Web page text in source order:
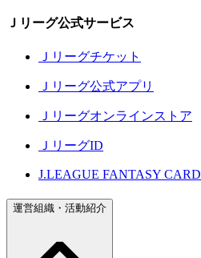
Ｊリーグ公式サービス
Ｊリーグチケット
Ｊリーグ公式アプリ
Ｊリーグオンラインストア
ＪリーグID
J.LEAGUE FANTASY CARD
運営組織・活動紹介